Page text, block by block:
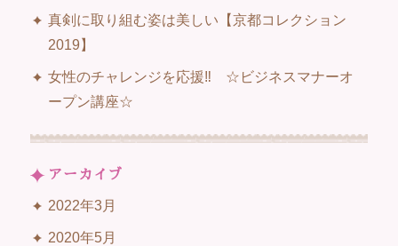
真剣に取り組む姿は美しい【京都コレクション
2019】
女性のチャレンジを応援‼ ☆ビジネスマナーオ
ープン講座☆
アーカイブ
2022年3月
2020年5月